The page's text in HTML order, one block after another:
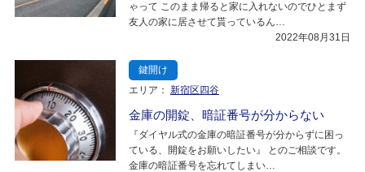
ゃって このまま帰ると家に入れないのでひとまず
友人の家に居させて貰っているん…
2022年08月31日
鍵開け
エリア： 新宿区四谷
金庫の開錠、暗証番号が分からない
『ダイヤル式の金庫の暗証番号が分からずに困っ
ている、開錠をお願いしたい』 とのご相談です。
金庫の暗証番号を忘れてしまい…